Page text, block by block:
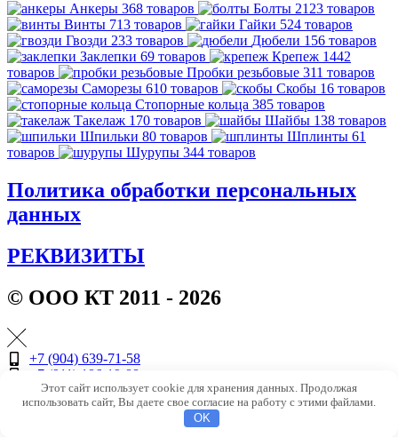
Анкеры 368 товаров Болты 2123 товаров
Винты 713 товаров Гайки 524 товаров
Гвозди 233 товаров Дюбели 156 товаров
Заклепки 69 товаров Крепеж 1442
товаров
Пробки резьбовые 311 товаров
Саморезы 610 товаров Скобы 16 товаров
Стопорные кольца 385 товаров
Такелаж 170 товаров Шайбы 138 товаров
Шпильки 80 товаров Шплинты 61
товаров
Шурупы 344 товаров
Политика обработки персональных
данных
РЕКВИЗИТЫ
© ООО КТ 2011 - 2026
+7 (904) 639-71-58
+7 (911) 186-19-88
+7 (981) 146-76-46
Этот сайт использует cookie для хранения данных. Продолжая
использовать сайт, Вы даете свое согласие на работу с этими файлами.
OK